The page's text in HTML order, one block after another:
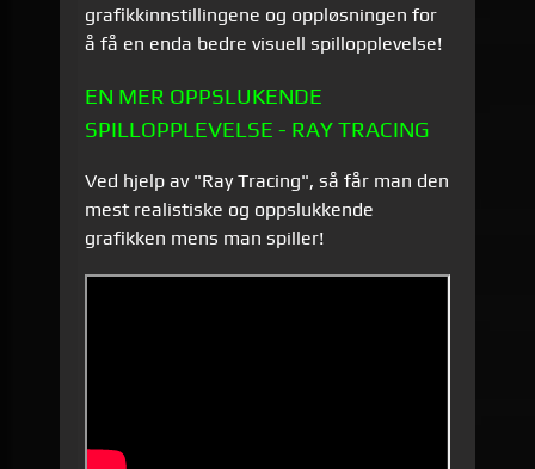
grafikkinnstillingene og oppløsningen for
å få en enda bedre visuell spillopplevelse!
EN MER OPPSLUKENDE
SPILLOPPLEVELSE - RAY TRACING
Ved hjelp av "Ray Tracing", så får man den
mest realistiske og oppslukkende
grafikken mens man spiller!